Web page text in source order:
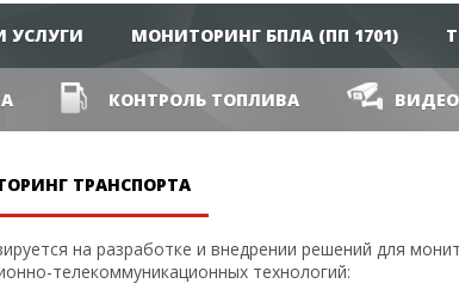
УСЛУГИ МОНИТОРИНГ БПЛА (ПП 1701)
КОНТРОЛЬ ТОПЛИВА
ТРАНСПОРТА
на разработке и внедрении решений для
телекоммуникационных технологий: